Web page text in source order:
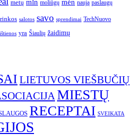
metų mln moliūgų naują paslaugų
rinkos salotos savo sprendimai TechNuovo
yra Šiaulių žaidimų
LIETUVOS VIEŠBUČIŲ
MIESTŲ
RECEPTAI SVEIKATA